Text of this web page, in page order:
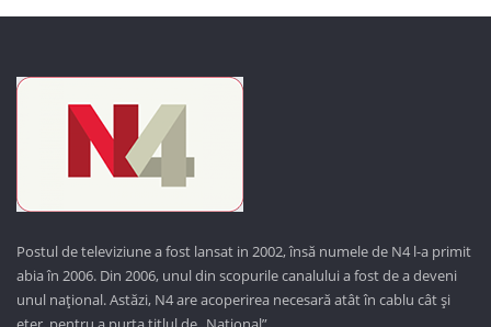
Postul de televiziune a fost lansat in 2002, însă numele de N4 l-a primit
abia în 2006. Din 2006, unul din scopurile canalului a fost de a deveni
unul național. Astăzi, N4 are acoperirea necesară atât în cablu cât și